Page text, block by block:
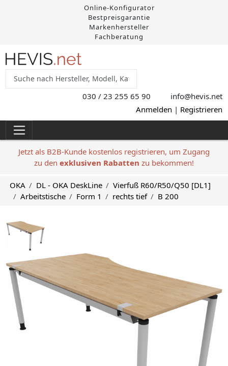
Online-Konfigurator
Bestpreisgarantie
Markenhersteller
Fachberatung
030 / 23 255 65 90 info@hevis.net
Anmelden | Registrieren
Jetzt als B2B-Kunde kostenlos registrieren, um Zugang
zu den exklusiven Rabatten zu bekommen!
OKA DL - OKA DeskLine
Vierfuß R60/R50/Q50 [DL1]
Arbeitstische
Form 1 rechts tief B 200